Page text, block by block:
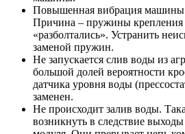
Повышенная вибрация
Причина – пружины крепления
«разболтались». Устранить
заменой пружин.
Не запускается слив воды из
большой долей вероятности
датчика уровня воды
заменен.
Не происходит залив воды.
возникнуть в следствие